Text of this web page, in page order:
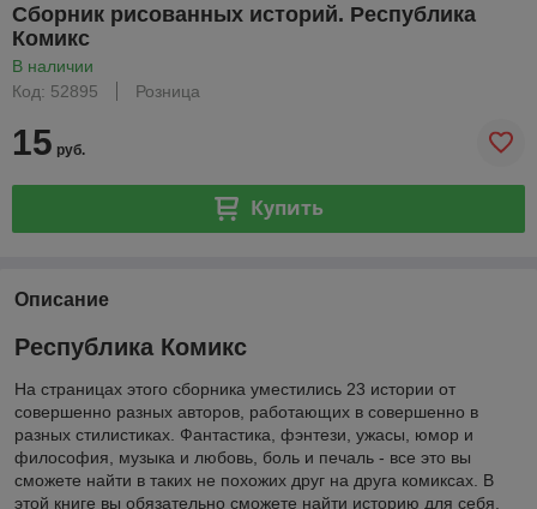
Сборник рисованных историй. Республика
Комикс
В наличии
Код: 52895
Розница
15 руб.
Купить
Описание
Республика Комикс
На страницах этого сборника уместились 23 истории от
совершенно разных авторов, работающих в совершенно в
разных стилистиках. Фантастика, фэнтези, ужасы, юмор и
философия, музыка и любовь, боль и печаль - все это вы
сможете найти в таких не похожих друг на друга комиксах. В
этой книге вы обязательно сможете найти историю для себя.